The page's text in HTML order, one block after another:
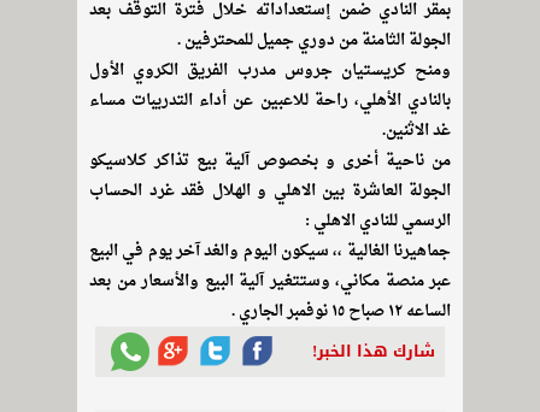
بمقر النادي ضمن إستعداداته خلال فترة التوقف بعد
الجولة الثامنة من دوري جميل للمحترفين .
ومنح كريستيان جروس مدرب الفريق الكروي الأول
بالنادي الأهلي، راحة للاعبين عن أداء التدريبات مساء
غد الاثنين.
من ناحية أخرى و بخصوص آلية بيع تذاكر كلاسيكو
الجولة العاشرة بين الاهلي و الهلال فقد غرد الحساب
الرسمي للنادي الاهلي :
جماهيرنا الغالية ،، سيكون اليوم والغد آخر يوم في البيع
عبر منصة مكاني، وستتغير آلية البيع والأسعار من بعد
الساعه ١٢ صباح ١٥ نوفمبر الجاري .
شارك هذا الخبر!